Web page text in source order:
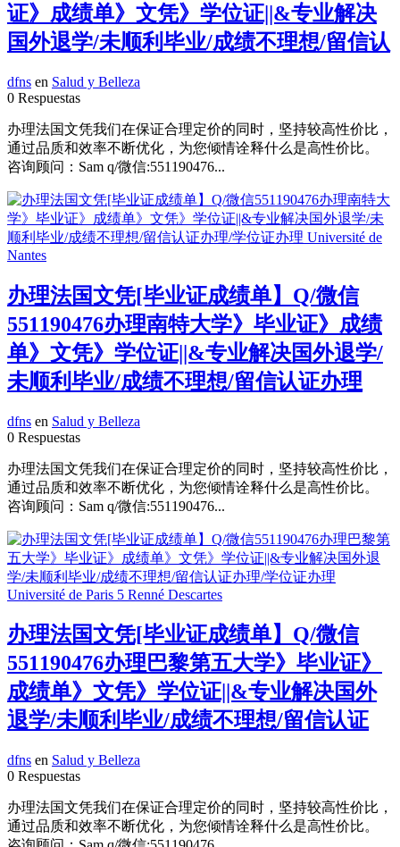
证》成绩单》文凭》学位证||&专业解决
国外退学/未顺利毕业/成绩不理想/留信认
dfns en Salud y Belleza
0 Respuestas
办理法国文凭我们在保证合理定价的同时，坚持较高性价比，
通过品质和效率不断优化，为您倾情诠释什么是高性价比。
咨询顾问：Sam q/微信:551190476...
办理法国文凭[毕业证成绩单】Q/微信
551190476办理南特大学》毕业证》成绩
单》文凭》学位证||&专业解决国外退学/
未顺利毕业/成绩不理想/留信认证办理
dfns en Salud y Belleza
0 Respuestas
办理法国文凭我们在保证合理定价的同时，坚持较高性价比，
通过品质和效率不断优化，为您倾情诠释什么是高性价比。
咨询顾问：Sam q/微信:551190476...
办理法国文凭[毕业证成绩单】Q/微信
551190476办理巴黎第五大学》毕业证》
成绩单》文凭》学位证||&专业解决国外
退学/未顺利毕业/成绩不理想/留信认证
dfns en Salud y Belleza
0 Respuestas
办理法国文凭我们在保证合理定价的同时，坚持较高性价比，
通过品质和效率不断优化，为您倾情诠释什么是高性价比。